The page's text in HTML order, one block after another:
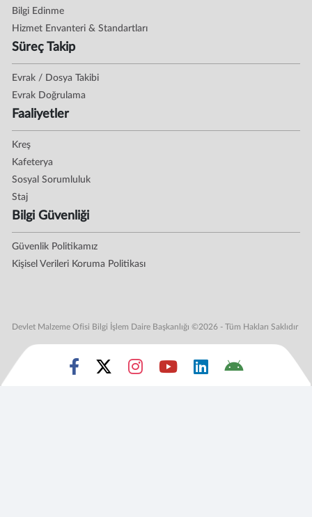
Bilgi Edinme
Hizmet Envanteri & Standartları
Süreç Takip
Evrak / Dosya Takibi
Evrak Doğrulama
Faaliyetler
Kreş
Kafeterya
Sosyal Sorumluluk
Staj
Bilgi Güvenliği
Güvenlik Politikamız
Kişisel Verileri Koruma Politikası
Devlet Malzeme Ofisi Bilgi İşlem Daire Başkanlığı ©2026 - Tüm Hakları Saklıdır